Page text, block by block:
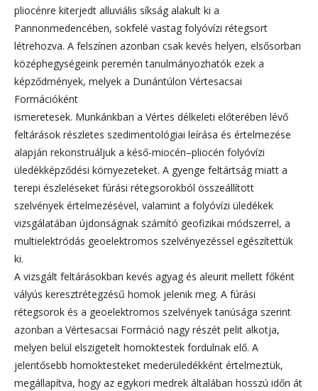
pliocénre kiterjedt alluviális síkság alakult ki a
Pannonmedencében, sokfelé vastag folyóvízi rétegsort
létrehozva. A felszínen azonban csak kevés helyen, elsősorban
középhegységeink peremén tanulmányozhatók ezek a
képződmények, melyek a Dunántúlon Vértesacsai
Formációként
ismeretesek. Munkánkban a Vértes délkeleti előterében lévő
feltárások részletes szedimentológiai leírása és értelmezése
alapján rekonstruáljuk a késő-miocén–pliocén folyóvízi
üledékképződési környezeteket. A gyenge feltártság miatt a
terepi észleléseket fúrási rétegsorokból összeállított
szelvények értelmezésével, valamint a folyóvízi üledékek
vizsgálatában újdonságnak számító geofizikai módszerrel, a
multielektródás geoelektromos szelvényezéssel egészítettük
ki.
A vizsgált feltárásokban kevés agyag és aleurit mellett főként
vályús keresztrétegzésű homok jelenik meg. A fúrási
rétegsorok és a geoelektromos szelvények tanúsága szerint
azonban a Vértesacsai Formáció nagy részét pelit alkotja,
melyen belül elszigetelt homoktestek fordulnak elő. A
jelentősebb homoktesteket mederüledékként értelmeztük,
megállapítva, hogy az egykori medrek általában hosszú időn át